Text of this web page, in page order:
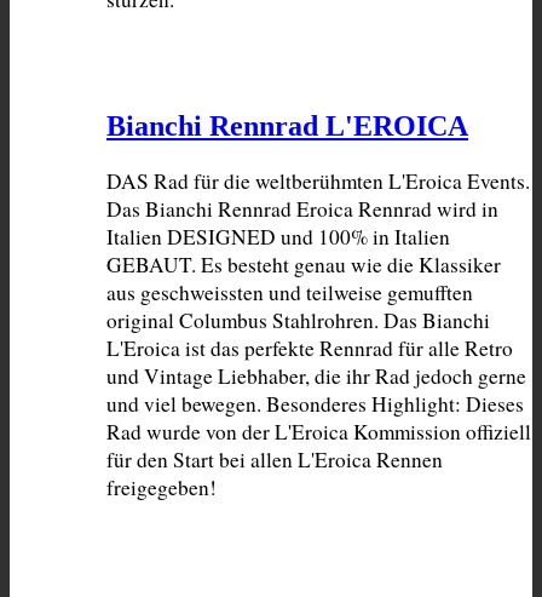
Bianchi Rennrad L'EROICA
DAS Rad für die weltberühmten L'Eroica Events.
Das Bianchi Rennrad Eroica Rennrad wird in
Italien DESIGNED und 100% in Italien
GEBAUT. Es besteht genau wie die Klassiker
aus geschweissten und teilweise gemufften
original Columbus Stahlrohren. Das Bianchi
L'Eroica ist das perfekte Rennrad für alle Retro
und Vintage Liebhaber, die ihr Rad jedoch gerne
und viel bewegen. Besonderes Highlight: Dieses
Rad wurde von der L'Eroica Kommission offiziell
für den Start bei allen L'Eroica Rennen
freigegeben!